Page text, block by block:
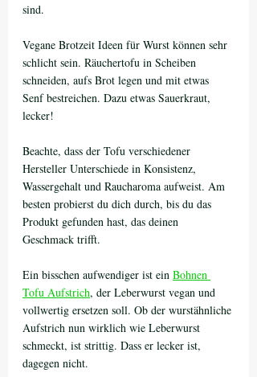
sind.
Vegane Brotzeit Ideen für Wurst können sehr
schlicht sein. Räuchertofu in Scheiben
schneiden, aufs Brot legen und mit etwas
Senf bestreichen. Dazu etwas Sauerkraut,
lecker!
Beachte, dass der Tofu verschiedener
Hersteller Unterschiede in Konsistenz,
Wassergehalt und Raucharoma aufweist. Am
besten probierst du dich durch, bis du das
Produkt gefunden hast, das deinen
Geschmack trifft.
Ein bisschen aufwendiger ist ein Bohnen
Tofu Aufstrich, der Leberwurst vegan und
vollwertig ersetzen soll. Ob der wurstähnliche
Aufstrich nun wirklich wie Leberwurst
schmeckt, ist strittig. Dass er lecker ist,
dagegen nicht.